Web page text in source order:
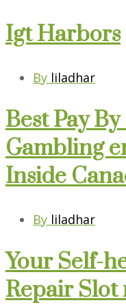
Igt Harbors
By liladhar
Best Pay
Gambling
Inside
By liladhar
Your Self-
Repair Slot